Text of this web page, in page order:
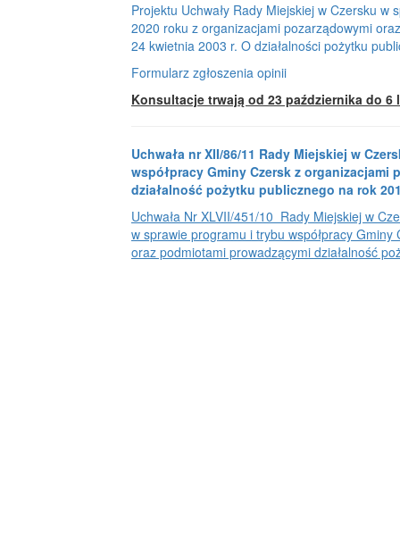
Projektu Uchwały Rady Miejskiej w Czersku
2020 roku z organizacjami pozarządowymi
24 kwietnia 2003 r. O działalności pożytku
Formularz zgłoszenia opinii
Konsultacje trwają od 23 października do 6
Uchwała nr XII/86/11 Rady Miejskiej w
współpracy Gminy Czersk z
działalność pożytku publicznego na rok
Uchwała Nr XLVII/451/10 Rady Miejskiej w
w sprawie programu i trybu współpracy
oraz podmiotami prowadzącymi działalność